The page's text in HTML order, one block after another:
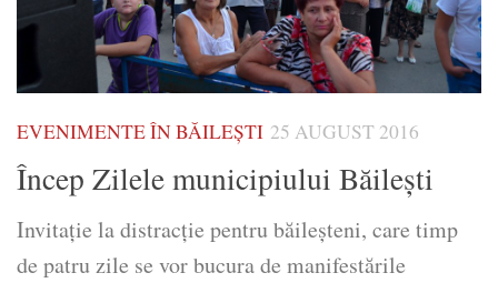
EVENIMENTE ÎN BĂILEȘTI 25 AUGUST 2016
Încep Zilele municipiului Băileşti
Invitaţie la distracţie pentru băileşteni, care timp
de patru zile se vor bucura de manifestările